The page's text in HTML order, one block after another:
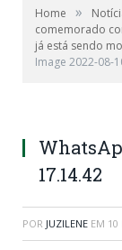
Home »
comemorado
já está sendo
Image 2022-08-
17.14.42
POR JUZILENE EM 10